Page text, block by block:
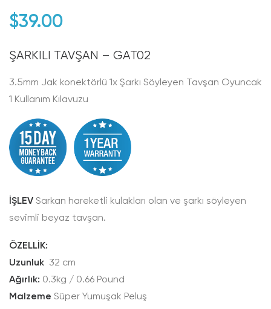
$39.00
ŞARKILI TAVŞAN – GAT02
3.5mm Jak konektörlü 1x Şarkı Söyleyen Tavşan Oyuncak
1 Kullanım Kılavuzu
İŞLEV Sarkan hareketli kulakları olan ve şarkı söyleyen
sevimli beyaz tavşan.
ÖZELLİK:
Uzunluk 32 cm
Ağırlık: 0.3kg / 0.66 Pound
Malzeme Süper Yumuşak Peluş